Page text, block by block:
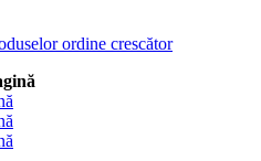
ordine crescător